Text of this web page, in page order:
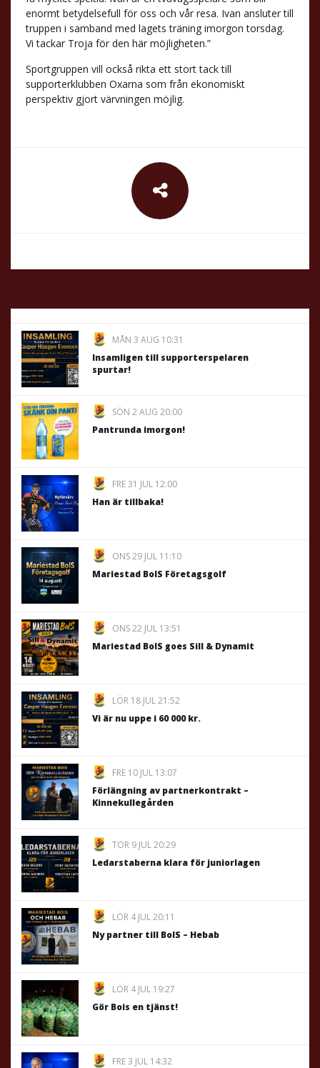
enormt betydelsefull för oss och vår resa. Ivan ansluter till
truppen i samband med lagets träning imorgon torsdag.
Vi tackar Troja för den här möjligheten.”
Sportgruppen vill också rikta ett stort tack till
supporterklubben Oxarna som från ekonomiskt
perspektiv gjort värvningen möjlig.
MÅN 3 AUG 10:31
Insamligen till supporterspelaren
spurtar!
SÖN 2 AUG 20:00
Pantrunda imorgon!
FRE 31 JUL 12:00
Han är tillbaka!
ONS 29 JUL 11:10
Mariestad BoIS Företagsgolf
ONS 22 JUL 13:51
Mariestad BoIS goes Sill & Dynamit
LÖR 18 JUL 21:52
Vi är nu uppe i 60 000 kr.
FRE 10 JUL 13:07
Förlängning av partnerkontrakt –
Kinnekullegården
TOR 9 JUL 20:29
Ledarstaberna klara för juniorlagen
LÖR 4 JUL 20:11
Ny partner till BoIS – Hebab
LÖR 4 JUL 19:27
Gör Bois en tjänst!
FRE 3 JUL 14:32